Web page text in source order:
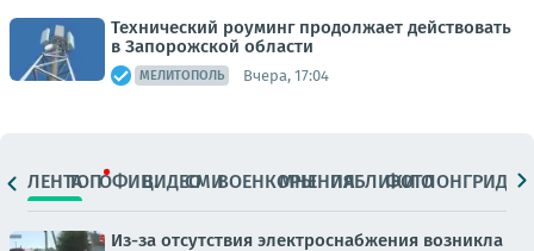
Технический роуминг продолжает действовать
в Запорожской области
МЕЛИТОПОЛЬ Вчера, 17:04
ЛЕНТАТОПОФИЦ.ВИДЕОСМИВОЕНКОРЫМНЕНИЯПАБЛИКИ
ФОТОЛОНГРИДЫ
Из-за отсутствия электроснабжения возникла